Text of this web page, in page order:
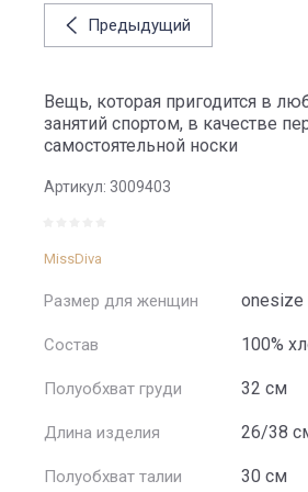
Предыдущий
Артикул: 3009403
MissDiva
Вещь, которая пригодится в
занятий спортом, в качестве
самостоятельной носки
Размер для женщин onesize
Состав 100%
Полуобхват груди 32 см
Длина изделия 26/38
Полуобхват талии 30 см